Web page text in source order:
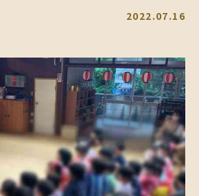
2022.07.16